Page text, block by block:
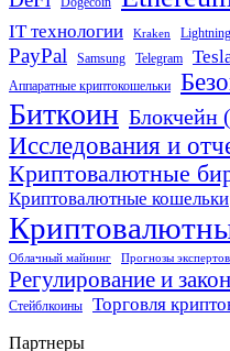
IT технологии Kraken
PayPal Samsung Telegram
Аппаратные криптокошельки
Биткоин Блокчейн
Исследования и
Криптовалютные
Криптовалютные кошельки
Облачный майнинг Прогнозы экспертов
Регулирование и
Стейблкоины Торговля
Партнеры